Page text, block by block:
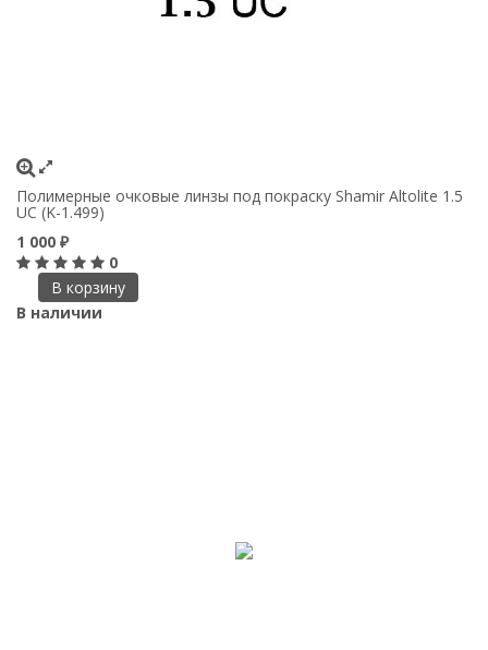
Полимерные очковые линзы под покраску Shamir Altolite 1.5
UC (K-1.499)
1 000 ₽
0
В корзину
В наличии